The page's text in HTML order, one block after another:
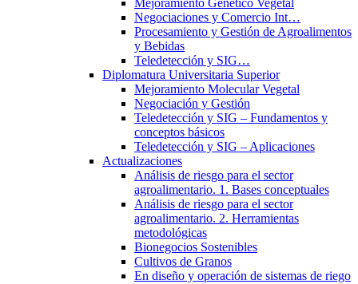
Negociaciones y Comercio Int…
Procesamiento y Gestión de Agroalimentos
y Bebidas
Teledetección y SIG…
Diplomatura Universitaria Superior
Mejoramiento Molecular Vegetal
Negociación y Gestión
Teledetección y SIG – Fundamentos y
conceptos básicos
Teledetección y SIG – Aplicaciones
Actualizaciones
Análisis de riesgo para el sector
agroalimentario. 1. Bases conceptuales
Análisis de riesgo para el sector
agroalimentario. 2. Herramientas
metodológicas
Bionegocios Sostenibles
Cultivos de Granos
En diseño y operación de sistemas de riego